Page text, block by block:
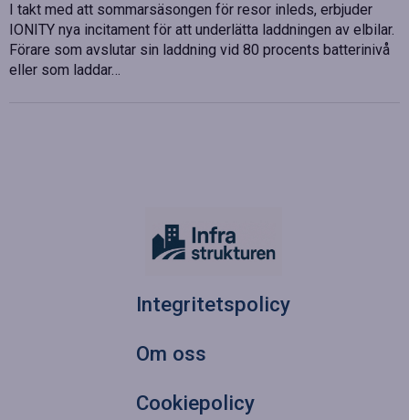
I takt med att sommarsäsongen för resor inleds, erbjuder
IONITY nya incitament för att underlätta laddningen av elbilar.
Förare som avslutar sin laddning vid 80 procents batterinivå
eller som laddar…
Integritetspolicy
Om oss
Cookiepolicy